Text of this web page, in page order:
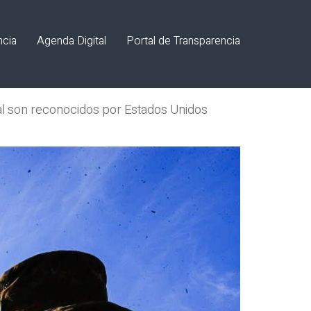
Agenda Digital Portal de Transparencia
son reconocidos por Estados Unidos